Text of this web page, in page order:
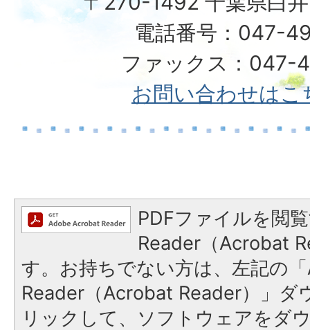
電話番号：047-
ファックス：047-
お問い合わせはこ
PDFファイルを閲
Reader（Acrobat
す。お持ちでない方は、左記の
Reader（Acrobat Reader）」ダ
リックして、ソフトウェアをダ